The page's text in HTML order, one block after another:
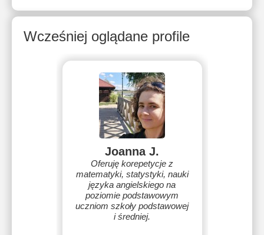
Wcześniej oglądane profile
Joanna J.
Oferuję korepetycje z
matematyki, statystyki, nauki
języka angielskiego na
poziomie podstawowym
uczniom szkoły podstawowej
i średniej.